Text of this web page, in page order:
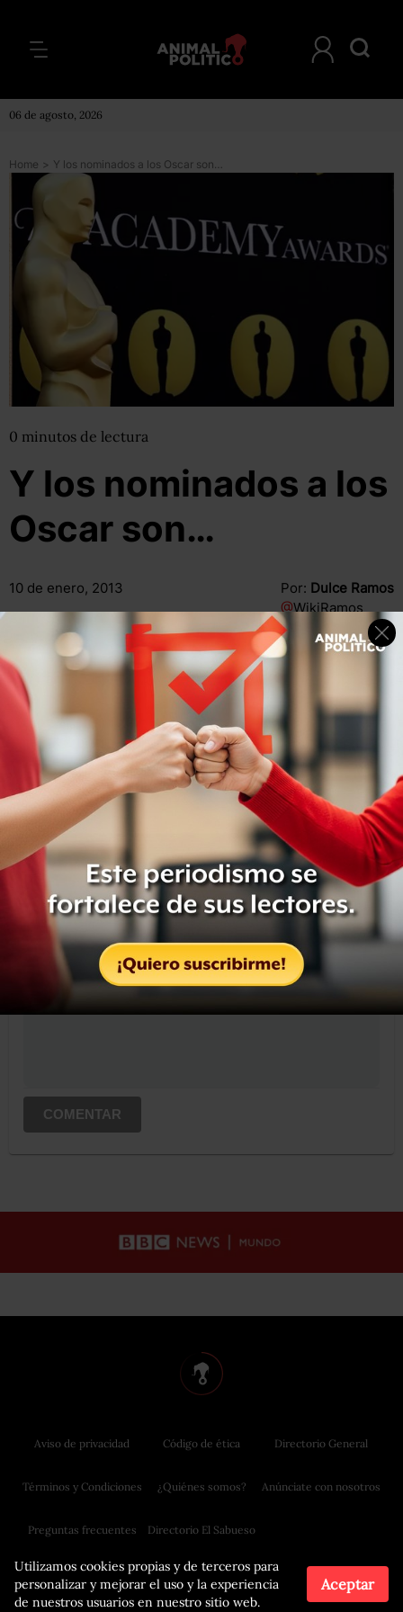
06 de agosto, 2026
Home > Y los nominados a los Oscar son…
0 minutos de lectura
Y los nominados a los
Oscar son…
10 de enero, 2013 Por: Dulce Ramos
@WikiRamos
Compartir
Compartir Leer después
OCULTAR COMENTARIOS
Iniciar sesión
Suscribete para comentar...
COMENTAR
Utilizamos cookies propias y de terceros para
personalizar y mejorar el uso y la experiencia
de nuestros usuarios en nuestro sitio web.
Aceptar
Aviso de privacidad
Términos y Condiciones
Preguntas frecuentes
Código de ética
¿Quiénes somos?
Directorio El Sabueso
Directorio General
Anúnciate con nosotros